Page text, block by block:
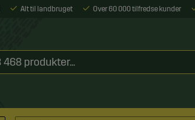
Alt til landbruget Over 60 000 tilfredse kunder